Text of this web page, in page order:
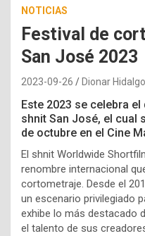
NOTICIAS
Festival de
San José 2023
2023-09-26 Dionar Hidalgo
Este 2023 se celebra
shnit San José, el cual
de octubre en el Cine
El shnit Worldwide
renombre internacional
cortometraje. Desde el
un escenario privilegiado
exhibe lo más destacado
el talento de sus